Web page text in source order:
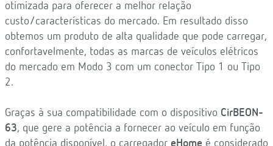
otimizada para oferecer a melhor relação
custo/características do mercado. Em resultado disso
obtemos um produto de alta qualidade que pode carregar,
confortavelmente, todas as marcas de veículos elétricos
do mercado em Modo 3 com um conector Tipo 1 ou Tipo
2.
Graças à sua compatibilidade com o dispositivo CirBEON-
63, que gere a potência a fornecer ao veículo em função
da potência disponível, o carregador eHome é considerado